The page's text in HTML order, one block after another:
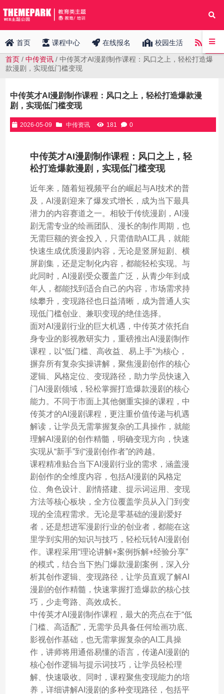
首页 课程中心 在线报名 校园生活 中传
首页 /中传资讯 / 中传英才AI漫剧制作课程：风口之上，轻松打造爆
款漫剧，实现低门槛变现
中传英才AI漫剧制作课程：风口之上，轻松打造爆款漫
剧，实现低门槛变现
2026-05-09 中传资讯 181 0
中传英才AI漫剧制作课程：风口之上，轻
松打造爆款漫剧，实现低门槛变现
近年来，随着短视频平台的崛起与AI技术的普
及，AI漫剧迎来了爆发式增长，成为当下最具
潜力的内容赛道之一。相较于传统漫剧，AI漫
剧无需专业的绘画团队、漫长的制作周期，也
无需巨额的资金投入，只需借助AI工具，就能
快速生成优质漫剧内容，无论是竖屏短剧、横
屏剧集，还是定制化内容，都能轻松实现。与
此同时，AI漫剧受众覆盖广泛，从青少年到成
年人，都能找到适合自己的内容，市场需求持
续攀升，变现路径也日益清晰，成为普通人实
现低门槛创业、兼职变现的绝佳选择。
面对AI漫剧行业的巨大机遇，中传英才依托自
身专业的影视教研实力，重磅推出AI漫剧制作
课程，以“低门槛、高收益、易上手”为核心，
摒弃所有复杂实操讲解，聚焦漫剧创作的核心
逻辑、风格定位、变现路径，助力学员快速入
门AI漫剧领域，轻松掌握打造爆款漫剧的核心
能力。不同于市面上其他侧重实操的课程，中
传英才的AI漫剧课程，更注重价值传递与机遇
解读，让学员无需掌握复杂的工具操作，就能
理解AI漫剧的创作精髓，明确变现方向，快速
实现从“新手”到“漫剧创作者”的跨越。
课程精准贴合当下AI漫剧行业的需求，涵盖漫
剧创作的全维度内容，包括AI漫剧的风格定
位、角色设计、剧情搭建、提示词运用、变现
方法等核心板块，全方位覆盖学员从入门到变
现的全流程需求。无论是零基础的漫剧爱好
者，还是想进军漫剧行业的创业者，都能在这
里学到实用的知识与技巧，轻松玩转AI漫剧创
作。课程采用“理论讲解+案例拆解+经验分享”
的模式，结合当下热门爆款漫剧案例，深入分
析其创作逻辑、变现路径，让学员直观了解AI
漫剧的创作精髓，快速掌握打造爆款的核心技
巧，少走弯路、高效成长。
中传英才AI漫剧制作课程，最大的亮点在于“低
门槛、高适配”，无需学员具备任何绘画功底、
影视创作基础，也无需掌握复杂的AI工具操
作，讲师将用通俗易懂的语言，传递AI漫剧的
核心创作逻辑与提示词技巧，让学员轻松理
解、快速吸收。同时，课程聚焦变现能力的培
养，详细讲解AI漫剧的多种变现路径，包括平